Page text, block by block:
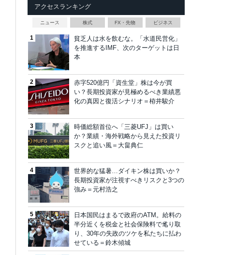
アクセスランキング
ニュース 株式 FX・先物 ビジネス
貧乏人は水を飲むな。「水道民営化」
を推進するIMF、次のターゲットは日
本
赤字520億円「資生堂」株は今が買
い？長期投資家が見極めるべき業績悪
化の真因と復活シナリオ＝栫井駿介
時価総額首位へ「三菱UFJ」は買い
か？業績・海外戦略から見えた投資リ
スクと追い風＝大畠典仁
世界的な猛暑…ダイキン株は買いか？
長期投資家が注視すべきリスクと3つの
強み＝元村浩之
日本国民はまるで政府のATM。給料の
半分近くを税金と社会保険料で毟り取
り、30年の失政のツケを私たちに払わ
せている＝鈴木傾城